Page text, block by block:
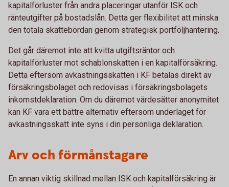
kapitalförluster från andra placeringar utanför ISK och
ränteutgifter på bostadslån. Detta ger flexibilitet att minska
den totala skattebördan genom strategisk portföljhantering.
Det går däremot inte att kvitta utgiftsräntor och
kapitalförluster mot schablonskatten i en kapitalförsäkring.
Detta eftersom avkastningsskatten i KF betalas direkt av
försäkringsbolaget och redovisas i försäkringsbolagets
inkomstdeklaration. Om du däremot värdesätter anonymitet
kan KF vara ett bättre alternativ eftersom underlaget för
avkastningsskatt inte syns i din personliga deklaration.
Arv och förmånstagare
En annan viktig skillnad mellan ISK och kapitalförsäkring är